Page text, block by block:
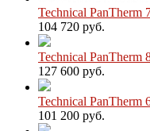
Technical PanTherm
104 720 руб.
Technical PanTherm
127 600 руб.
Technical PanTherm
101 200 руб.